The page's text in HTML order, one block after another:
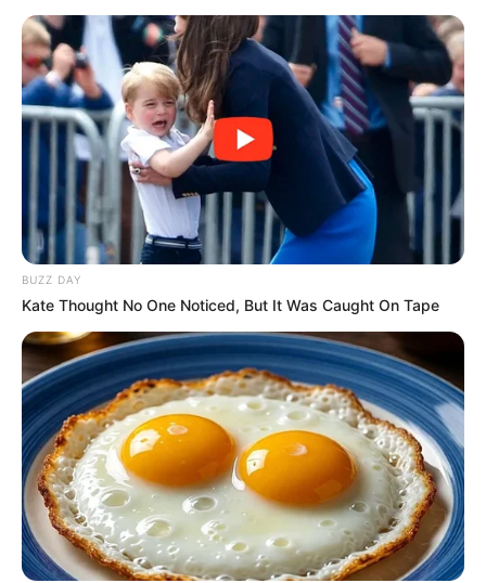
BAIXE A RECEITA GRÁTIS AQUI
BUZZ DAY
Kate Thought No One Noticed, But It Was Caught On Tape